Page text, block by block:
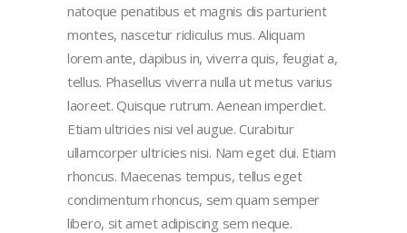
natoque penatibus et magnis dis parturient
montes, nascetur ridiculus mus. Aliquam
lorem ante, dapibus in, viverra quis, feugiat a,
tellus. Phasellus viverra nulla ut metus varius
laoreet. Quisque rutrum. Aenean imperdiet.
Etiam ultricies nisi vel augue. Curabitur
ullamcorper ultricies nisi. Nam eget dui. Etiam
rhoncus. Maecenas tempus, tellus eget
condimentum rhoncus, sem quam semper
libero, sit amet adipiscing sem neque.